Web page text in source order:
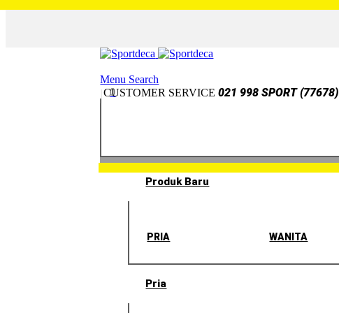
CUSTOMER SERVICE021 998 SPORT (77678)
Menu Search
0
Produk Baru
PRIA WANITA
Pria